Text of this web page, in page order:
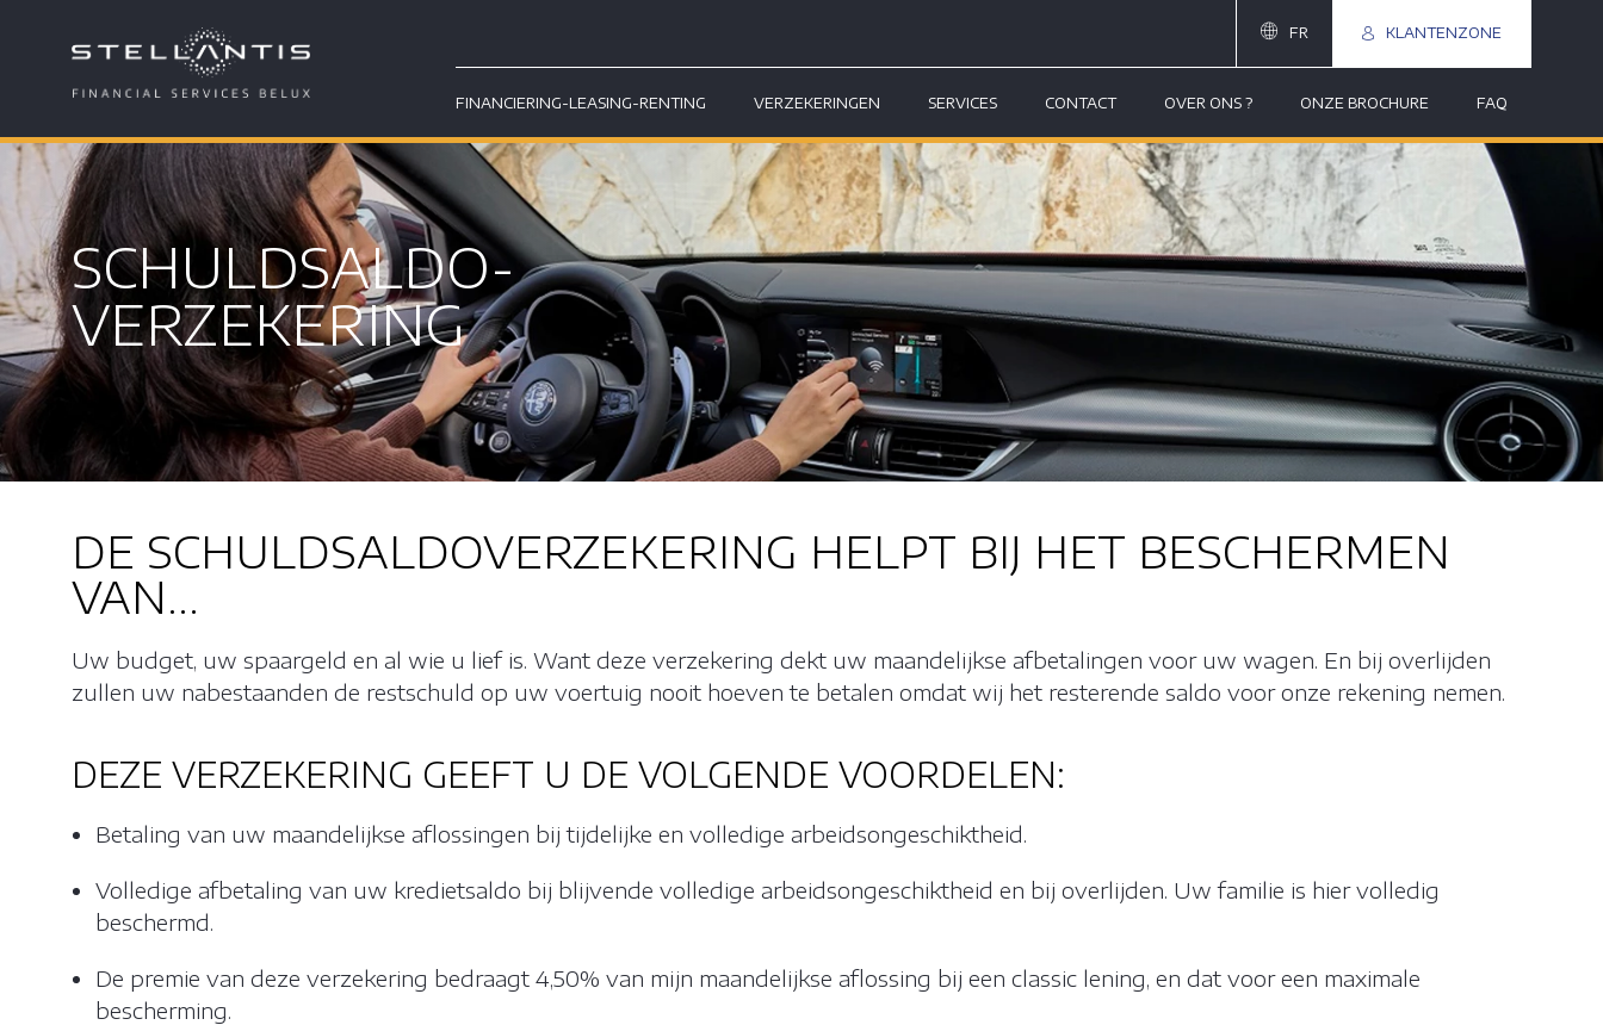
FR KLANTENZONE
FINANCIERING-LEASING-RENTING VERZEKERINGEN SERVICES CONTACT OVER ONS ? ONZE BROCHURE FAQ
SCHULDSALDO-
VERZEKERING
DE SCHULDSALDOVERZEKERING HELPT BIJ HET BESCHERMEN
VAN...
Uw budget, uw spaargeld en al wie u lief is. Want deze verzekering dekt uw maandelijkse afbetalingen voor uw wagen. En bij overlijden
zullen uw nabestaanden de restschuld op uw voertuig nooit hoeven te betalen omdat wij het resterende saldo voor onze rekening nemen.
DEZE VERZEKERING GEEFT U DE VOLGENDE VOORDELEN:
Betaling van uw maandelijkse aflossingen bij tijdelijke en volledige arbeidsongeschiktheid.
Volledige afbetaling van uw kredietsaldo bij blijvende volledige arbeidsongeschiktheid en bij overlijden. Uw familie is hier volledig
beschermd.
De premie van deze verzekering bedraagt 4,50% van mijn maandelijkse aflossing bij een classic lening, en dat voor een maximale
bescherming.